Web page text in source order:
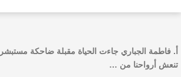
الروائي جابر محمد مدخلي: أحضر داخل رواياتي
أ. فاطمة الجباري جاءت الحياة مقبلة ضاحكة
تنعش أرواحنا من …